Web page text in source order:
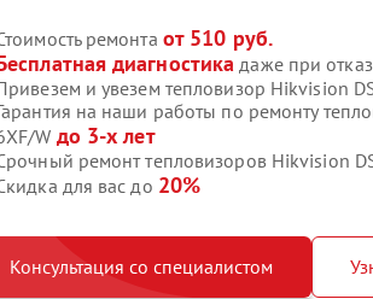
ремонта от 510 руб.
диагностика даже при
и увезем тепловизор Hikvision
на наши работы по ремонту
W до 3-х лет
ремонт тепловизоров Hikvision
для вас до 20%
Консультация со специалистом